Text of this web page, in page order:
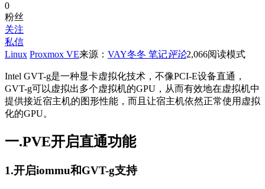
0
粉丝
关注
私信
Linux Proxmox VE来源： VAY冬冬 笔记评论2,066阅读模式
Intel GVT-g是一种显卡虚拟化技术，不像PCI-E设备直通，
GVT-g可以虚拟出多个虚拟机的GPU，从而有效地在虚拟机中
提供接近宿主机的图形性能，而且让宿主机依然正常使用虚拟
化的GPU。
一.PVE开启直通功能
1.开启iommu和GVT-g支持